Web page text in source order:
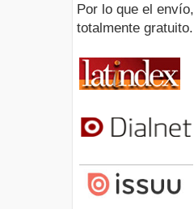
Por lo que el
totalmente gratuito.